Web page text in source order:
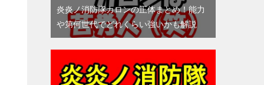
炎炎ノ消防隊カロンの正体まとめ！能力
や第何世代でどれくらい強いかも解説